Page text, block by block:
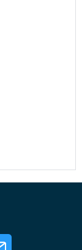
Newsletter